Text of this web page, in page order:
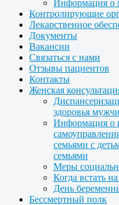
Информация о
Контролирующие
Лекарственное
Документы
Вакансии
Связаться с нами
Отзывы пациентов
Контакты
Женская
здоровья
Информация о
семьями с
семьями
Меры
Когда встать
День
Бессмертный полк